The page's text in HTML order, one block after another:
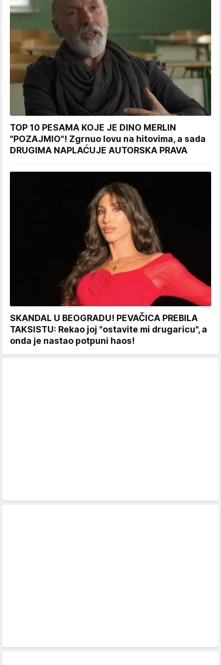
TOP 10 PESAMA KOJE JE DINO MERLIN
"POZAJMIO"! Zgrnuo lovu na hitovima, a sada
DRUGIMA NAPLAĆUJE AUTORSKA PRAVA
SKANDAL U BEOGRADU! PEVAČICA PREBILA
TAKSISTU: Rekao joj "ostavite mi drugaricu", a
onda je nastao potpuni haos!